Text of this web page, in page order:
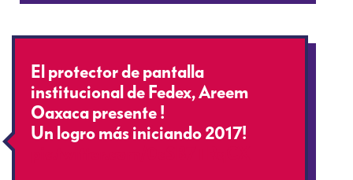
El protector de pantalla
institucional de Fedex, Areem
Oaxaca presente !
Un logro más iniciando 2017!